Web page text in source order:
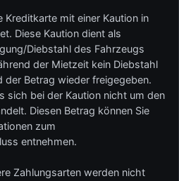
Kreditkarte mit einer Kaution in
Diese Kaution dient als
Diebstahl des Fahrzeugs
der Mietzeit kein Diebstahl
Betrag wieder freigegeben.
sich bei der Kaution nicht um den
Diesen Betrag können Sie
zum
entnehmen.
Zahlungsarten werden nicht